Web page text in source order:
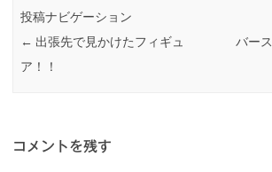
投稿ナビゲーション
← 出張先で見かけたフィギュ
ア！！
バー
コメントを残す